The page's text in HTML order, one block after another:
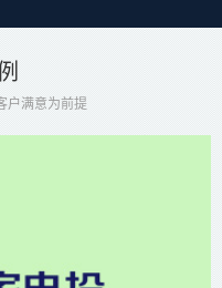
户满意为前提